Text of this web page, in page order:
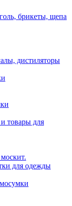
брикеты, щепа
дистиляторы
товары для
для одежды